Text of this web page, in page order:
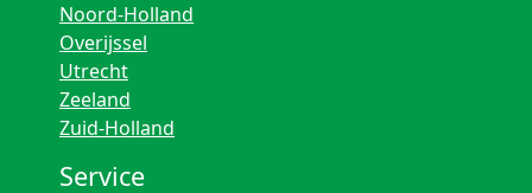
Noord-Holland
Overijssel
Utrecht
Zeeland
Zuid-Holland
Service